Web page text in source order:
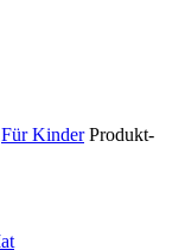
Für Kinder Produkt-